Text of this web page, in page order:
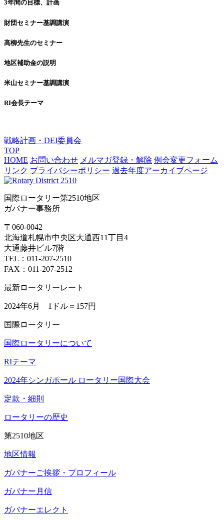
3年間の目標、計画
財団セミナー基調講演
高柳先生のセミナー
地区補助金の説明
米山セミナー基調講演
RI会長テーマ
戦略計画・DEI委員会
TOP
HOME お問い合わせ メルマガ登録・解除 例会変更フォーム
リンク プライバシーポリシー 過去年度アーカイブページ
国際ロータリー第2510地区
ガバナー事務所
〒060-0042
北海道札幌市中央区大通西11丁目4
大通藤井ビル7階
TEL：011-207-2510
FAX：011-207-2512
最新ロータリーレート
2024年6月 1ドル＝ 157円
国際ロータリー
国際ロータリーについて
RIテーマ
2024年シンガポール ロータリー国際大会
定款・細則
ロータリーの歴史
第2510地区
地区情報
ガバナーご挨拶・プロフィール
ガバナー月信
ガバナーエレクト